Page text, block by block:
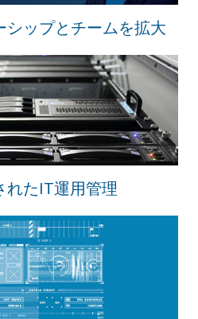
ップとチームを拡大
たIT運用管理